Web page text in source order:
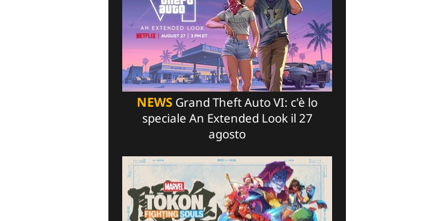
NEWS Grand Theft Auto VI: c'è lo
speciale An Extended Look il 27
agosto